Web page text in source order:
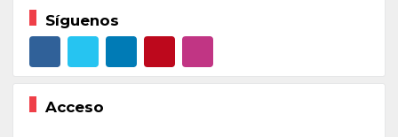
Síguenos
Acceso